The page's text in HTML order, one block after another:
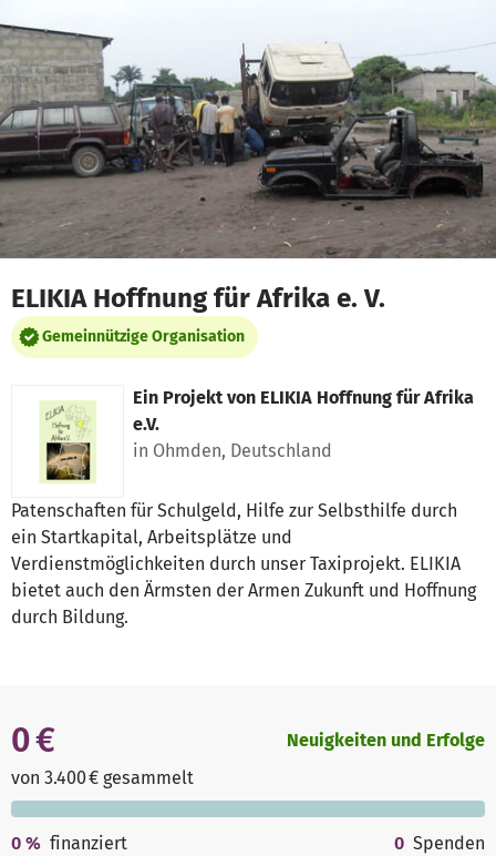
ELIKIA Hoffnung für Afrika e. V.
Gemeinnützige Organisation
Ein Projekt von ELIKIA Hoffnung für Afrika
e.V.
in Ohmden, Deutschland
Patenschaften für Schulgeld, Hilfe zur Selbsthilfe durch
ein Startkapital, Arbeitsplätze und
Verdienstmöglichkeiten durch unser Taxiprojekt. ELIKIA
bietet auch den Ärmsten der Armen Zukunft und Hoffnung
durch Bildung.
0 €
von 3.400 € gesammelt
Neuigkeiten und Erfolge
0 % finanziert 0 Spenden